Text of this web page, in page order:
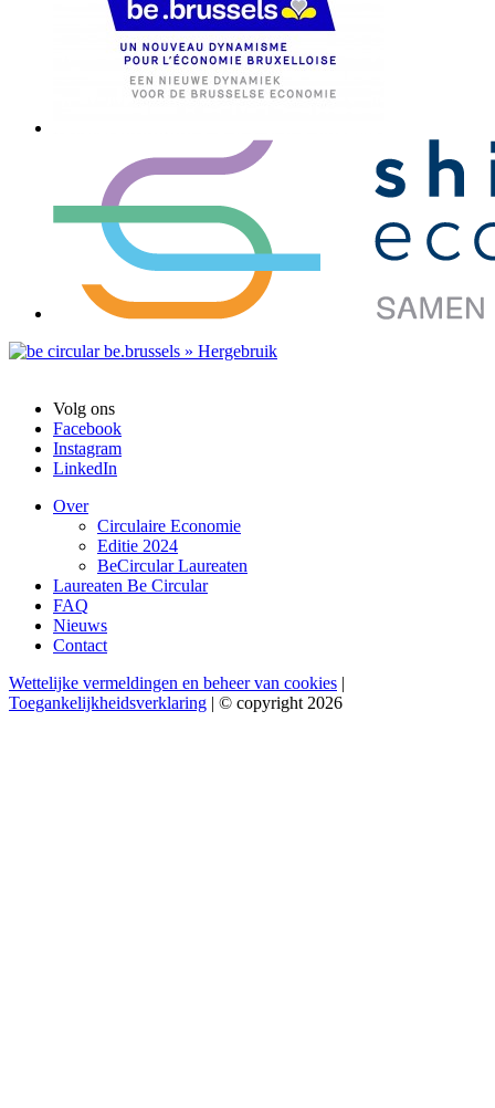
Volg ons
Facebook
Instagram
LinkedIn
Over
Circulaire Economie
Editie 2024
BeCircular Laureaten
Laureaten Be Circular
FAQ
Nieuws
Contact
Wettelijke vermeldingen en beheer van cookies |
Toegankelijkheidsverklaring | © copyright 2026